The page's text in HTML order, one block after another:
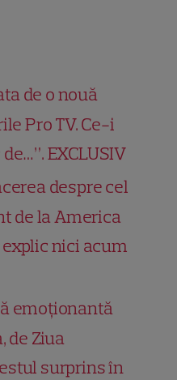
de o nouă
Pro TV. Ce-i
EXCLUSIV
despre cel
de la America
explic nici acum
emoționantă
de Ziua
surprins în